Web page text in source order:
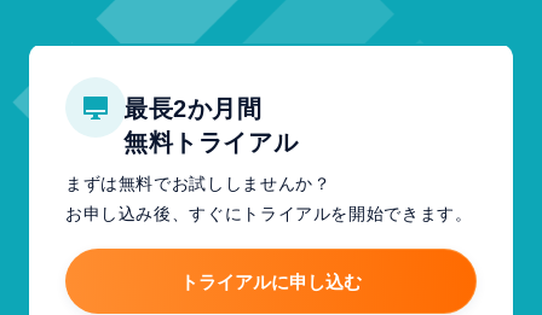
最長2か月間
無料トライアル
まずは無料でお試ししませんか？
お申し込み後、すぐにトライアルを開始できます。
トライアルに申し込む